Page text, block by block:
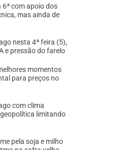
6ª com apoio dos
mas ainda de
nesta 4ª feira (5),
e pressão do farelo
momentos
para preços no
com clima
limitando
pela soja e milho